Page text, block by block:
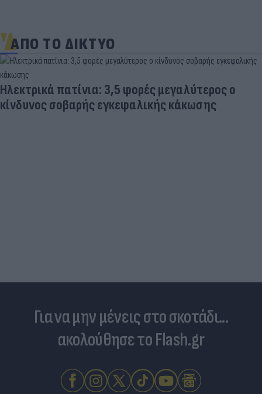
ΑΠΟ ΤΟ ΔΙΚΤΥΟ
Για να μην μένεις στο σκοτάδι...
ακολούθησε το Flash.gr